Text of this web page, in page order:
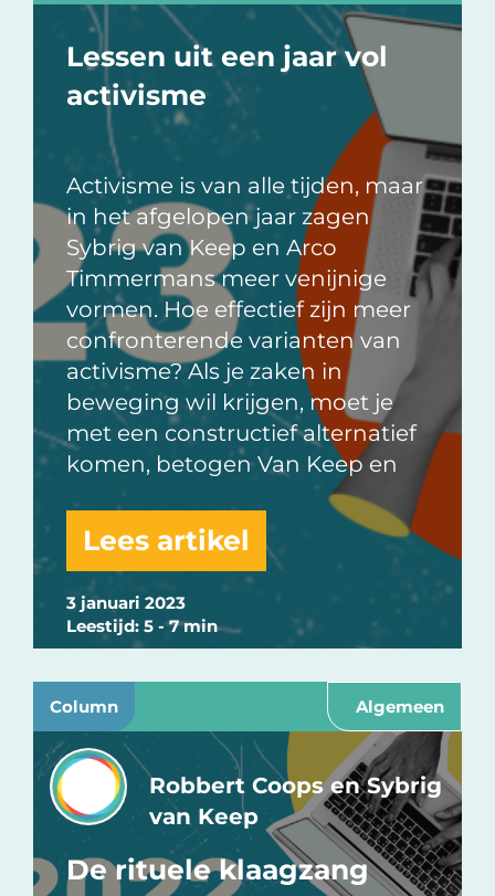
3 januari 2023
Leestijd: 5 - 7 min
Lessen uit een jaar vol
activisme
Activisme is van alle tijden, maar
in het afgelopen jaar zagen
Sybrig van Keep en Arco
Timmermans meer venijnige
vormen. Hoe effectief zijn meer
confronterende varianten van
activisme? Als je zaken in
beweging wil krijgen, moet je
met een constructief alternatief
komen, betogen Van Keep en
Lees artikel
Column Algemeen
Robbert Coops en Sybrig
van Keep
De rituele klaagzang